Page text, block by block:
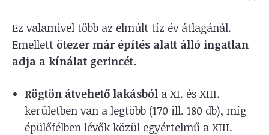
Ez valamivel több az elmúlt tíz év átlagánál.
Emellett ötezer már építés alatt álló ingatlan
adja a kínálat gerincét.
Rögtön átvehető lakásból a XI. és XIII.
kerületben van a legtöbb (170 ill. 180 db), míg
épülőfélben lévők közül egyértelmű a XIII.